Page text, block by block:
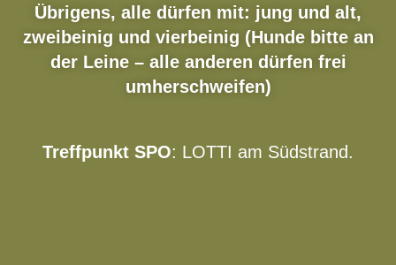
Übrigens, alle dürfen mit: jung und alt,
zweibeinig und vierbeinig (Hunde bitte an
der Leine – alle anderen dürfen frei
umherschweifen)
Treffpunkt SPO: LOTTI am Südstrand.